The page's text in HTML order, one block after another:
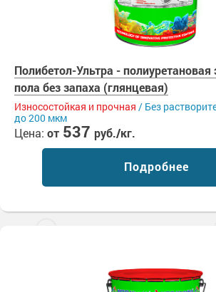
Полибетол-Ультра -
пола без запаха (глянцевая)
Износостойкая и прочная / Без
до 200 мкм
Цена: от 537 руб./кг.
Подробнее